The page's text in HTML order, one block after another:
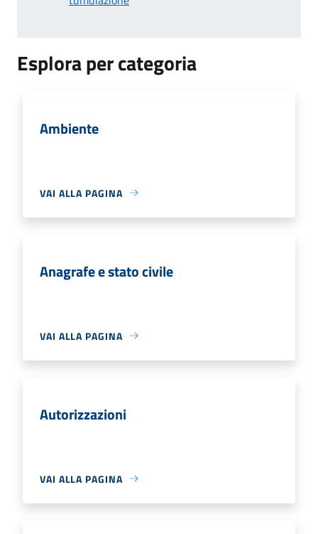
Esplora per categoria
Ambiente
VAI ALLA PAGINA
Anagrafe e stato civile
VAI ALLA PAGINA
Autorizzazioni
VAI ALLA PAGINA